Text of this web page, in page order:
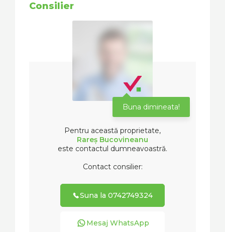
Consilier
Buna dimineata!
Pentru această proprietate,
Rareș Bucovineanu
este contactul dumneavoastră.
Contact consilier:
Suna la 0742749324
Mesaj WhatsApp